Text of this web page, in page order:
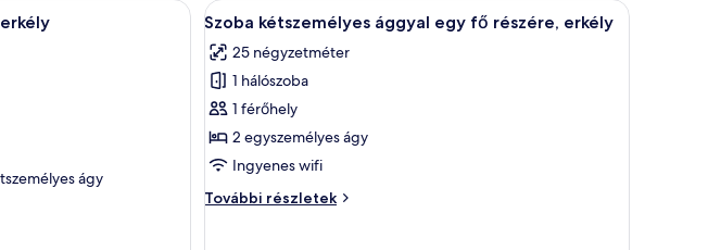
egy lámpa található, és egy üvegajtón keresztül egy épületre nyílik kilátás.
szállodai szoba, amelyben egy nagy ágy, egy fafejű ágykeret, egy éjjeliszekrény, egy lámpa található, és egy
ágy
A
következő
szoba
összes
képének
megtekintése:
Szoba
ággyal
Egy szállodai szoba, amelyben egy nagy
6
Szoba kétszemélyes ággyal egy fő részére, erkély
25 négyzetméter
1 hálószoba
1 férőhely
2 egyszemélyes ágy
Ingyenes wifi
További részletek
Szoba